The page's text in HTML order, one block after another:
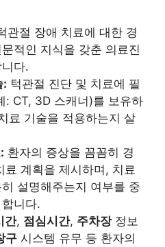
관절 장애 치료에 대한 경
적인 지식을 갖춘 의료진
다.
: 턱관절 진단 및 치료에 필
: CT, 3D 스캐너)를 보유하
료 기술을 적용하는지 살
환자의 증상을 꼼꼼히 경
료 계획을 제시하며, 치료
설명해주는지 여부를 중
니다.
간, 점심시간, 주차장정보
구 시스템 유무 등 환자의